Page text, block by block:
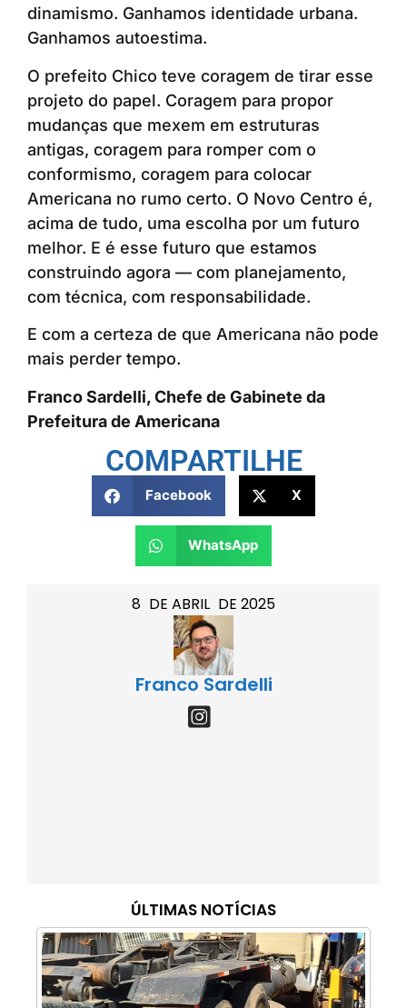
8 DE ABRIL DE 2025
Franco Sardelli
ÚLTIMAS NOTÍCIAS
dinamismo. Ganhamos identidade urbana.
Ganhamos autoestima.
O prefeito Chico teve coragem de tirar esse
projeto do papel. Coragem para propor
mudanças que mexem em estruturas
antigas, coragem para romper com o
conformismo, coragem para colocar
Americana no rumo certo. O Novo Centro é,
acima de tudo, uma escolha por um futuro
melhor. E é esse futuro que estamos
construindo agora — com planejamento,
com técnica, com responsabilidade.
E com a certeza de que Americana não pode
mais perder tempo.
Franco Sardelli, Chefe de Gabinete da
Prefeitura de Americana
COMPARTILHE
Facebook X
WhatsApp